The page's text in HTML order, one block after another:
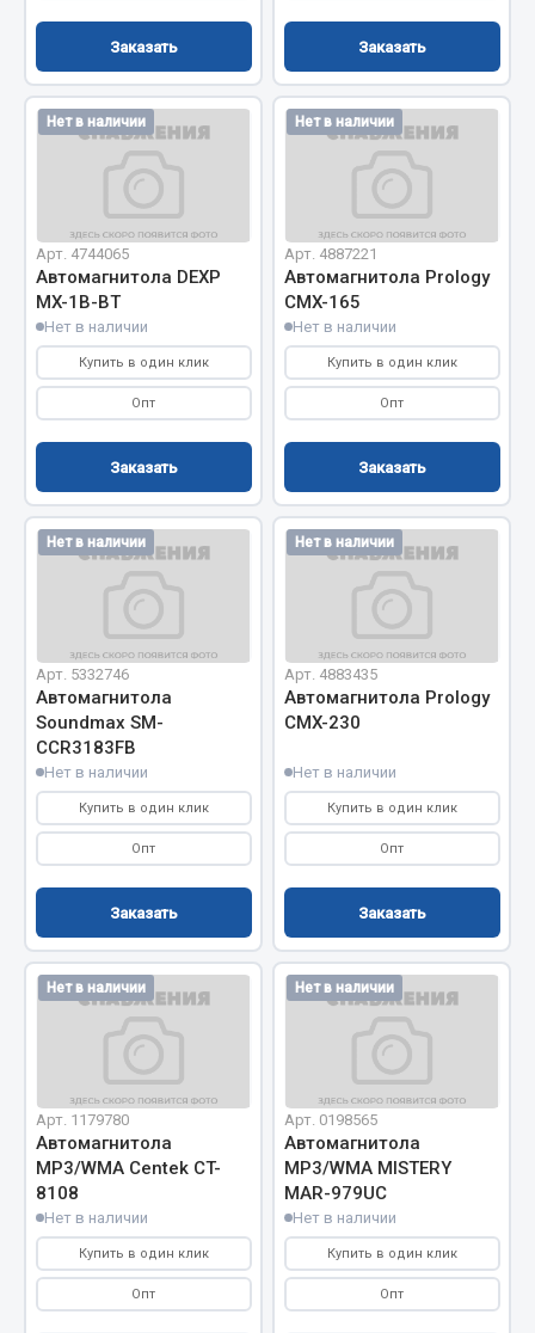
Двигатель
Электрооборудование
Показать ещё
Двигатель
Мост задний
Система питания
Система выпуска газа
Система охлаждения
Сцепление
Тормозная система
Показать ещё
Запчасти ЯМЗ
Двигатель
Система питания
Система выпуска газа
Система охлаждения
Коробка передач
Рулевое управление
Тормозная система
Показать ещё
Весь раздел
Тормозная система
Двигатель
Подвеска
Система выпуска газа
Система охлаждения
Заказать Заказать
Нет в наличии
Арт. 4744065
Автомагнитола DEXP
MX-1B-BT
Нет в наличии
Купить в один клик
Опт
Заказать
Нет в наличии
Арт. 4887221
Автомагнитола Prology
CMX-165
Нет в наличии
Купить в один клик
Опт
Заказать
Нет в наличии
Арт. 5332746
Автомагнитола
Soundmax SM-
CCR3183FB
Нет в наличии
Купить в один клик
Опт
Заказать
Нет в наличии
Арт. 4883435
Автомагнитола Prology
CMX-230
Нет в наличии
Купить в один клик
Опт
Заказать
Нет в наличии
Арт. 1179780
Автомагнитола
МР3/WMA Centek CT-
8108
Нет в наличии
Купить в один клик
Опт
Нет в наличии
Арт. 0198565
Автомагнитола
МР3/WMA MISTERY
MAR-979UC
Нет в наличии
Купить в один клик
Опт